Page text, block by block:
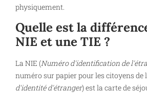
physiquement.
Quelle est la
NIE et une TIE ?
La NIE (Numéro d'identification de
numéro sur papier pour les citoyens de
d'identité d'étranger) est la carte de